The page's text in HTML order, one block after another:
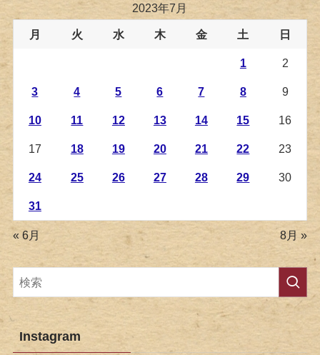
2023年7月
月 火 水 木 金 土 日
1 2
3 4 5 6 7 8 9
10 11 12 13 14 15 16
17 18 19 20 21 22 23
24 25 26 27 28 29 30
31
« 6月 8月 »
Instagram